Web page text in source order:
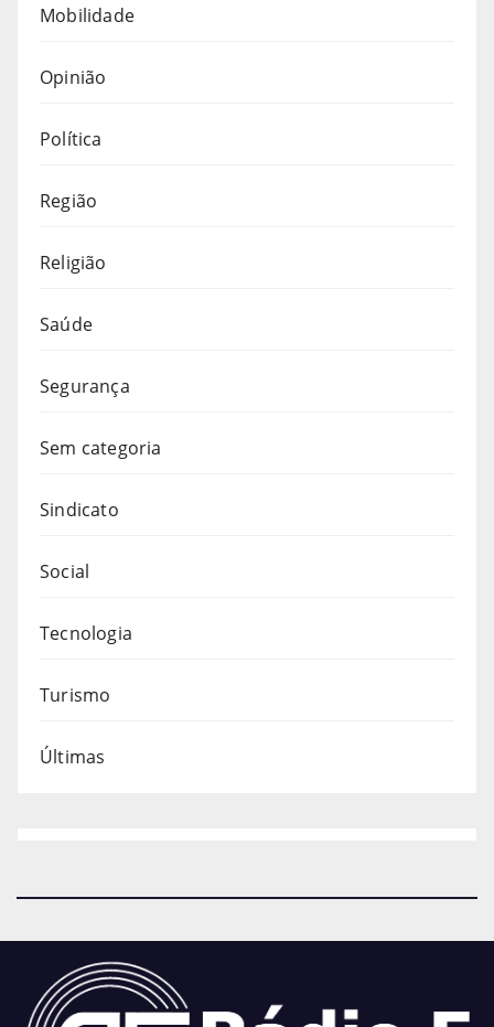
Mobilidade
Opinião
Política
Região
Religião
Saúde
Segurança
Sem categoria
Sindicato
Social
Tecnologia
Turismo
Últimas